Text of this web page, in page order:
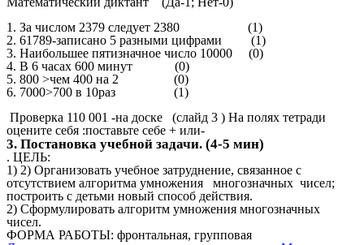
1. За числом 2379 следует 2380 (1)
2. 61789-записано 5 разными цифрами (1)
3. Наибольшее пятизначное число 10000 (0)
4. В 6 часах 600 минут (0)
5. 800 >чем 400 на 2 (0)
6. 7000>700 в 10раз (1)
Проверка 110 001 -на доске (слайд 3 ) На полях тетради
оцените себя :поставьте себе + или-
3. Постановка учебной задачи. (4-5 мин)
. ЦЕЛЬ:
1) 2) Организовать учебное затруднение, связанное с
отсутствием алгоритма умножения многозначных чисел;
построить с детьми новый способ действия.
2) Сформулировать алгоритм умножения многозначных
чисел.
ФОРМА РАБОТЫ: фронтальная, групповая